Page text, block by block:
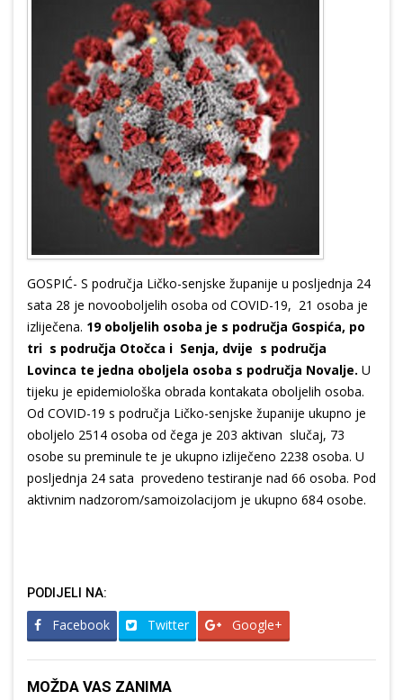
GOSPIĆ- S područja Ličko-senjske županije u posljednja 24
sata 28 je novooboljelih osoba od COVID-19, 21 osoba je
izliječena. 19 oboljelih osoba je s područja Gospića, po
tri s područja Otočca i Senja, dvije s područja
Lovinca te jedna oboljela osoba s područja Novalje. U
tijeku je epidemiološka obrada kontakata oboljelih osoba.
Od COVID-19 s područja Ličko-senjske županije ukupno je
oboljelo 2514 osoba od čega je 203 aktivan slučaj, 73
osobe su preminule te je ukupno izliječeno 2238 osoba. U
posljednja 24 sata provedeno testiranje nad 66 osoba. Pod
aktivnim nadzorom/samoizolacijom je ukupno 684 osobe.
PODIJELI NA:
Facebook Twitter Google+
MOŽDA VAS ZANIMA